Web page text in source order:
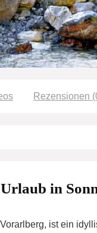
Rezensionen
in
ist ein